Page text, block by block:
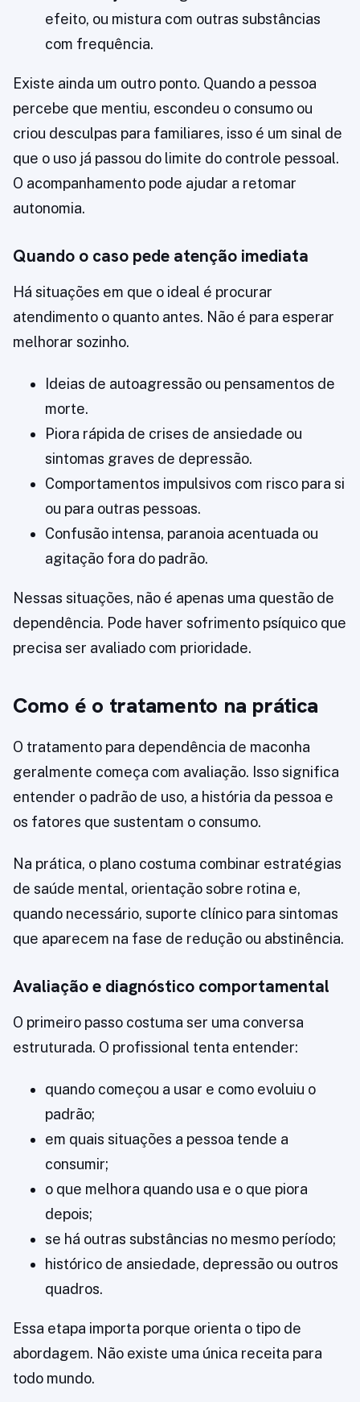
efeito, ou mistura com outras substâncias
com frequência.
Existe ainda um outro ponto. Quando a pessoa
percebe que mentiu, escondeu o consumo ou
criou desculpas para familiares, isso é um sinal de
que o uso já passou do limite do controle pessoal.
O acompanhamento pode ajudar a retomar
autonomia.
Quando o caso pede atenção imediata
Há situações em que o ideal é procurar
atendimento o quanto antes. Não é para esperar
melhorar sozinho.
Ideias de autoagressão ou pensamentos de
morte.
Piora rápida de crises de ansiedade ou
sintomas graves de depressão.
Comportamentos impulsivos com risco para si
ou para outras pessoas.
Confusão intensa, paranoia acentuada ou
agitação fora do padrão.
Nessas situações, não é apenas uma questão de
dependência. Pode haver sofrimento psíquico que
precisa ser avaliado com prioridade.
Como é o tratamento na prática
O tratamento para dependência de maconha
geralmente começa com avaliação. Isso significa
entender o padrão de uso, a história da pessoa e
os fatores que sustentam o consumo.
Na prática, o plano costuma combinar estratégias
de saúde mental, orientação sobre rotina e,
quando necessário, suporte clínico para sintomas
que aparecem na fase de redução ou abstinência.
Avaliação e diagnóstico comportamental
O primeiro passo costuma ser uma conversa
estruturada. O profissional tenta entender:
quando começou a usar e como evoluiu o
padrão;
em quais situações a pessoa tende a
consumir;
o que melhora quando usa e o que piora
depois;
se há outras substâncias no mesmo período;
histórico de ansiedade, depressão ou outros
quadros.
Essa etapa importa porque orienta o tipo de
abordagem. Não existe uma única receita para
todo mundo.